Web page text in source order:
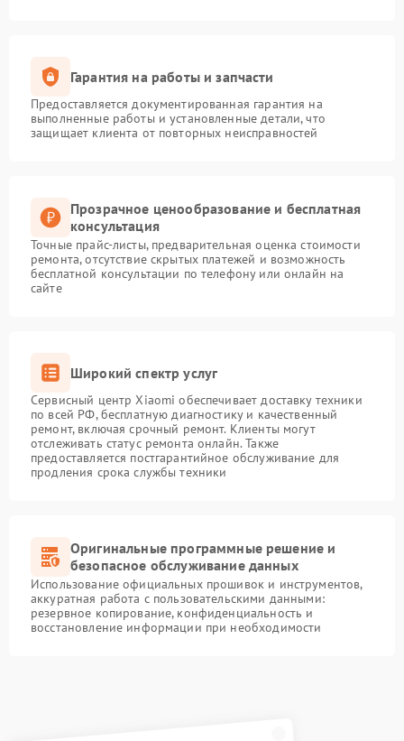
Гарантия на работы и запчасти
Предоставляется документированная гарантия на
выполненные работы и установленные детали, что
защищает клиента от повторных неисправностей
Прозрачное ценообразование и бесплатная
консультация
Точные прайс-листы, предварительная оценка стоимости
ремонта, отсутствие скрытых платежей и возможность
бесплатной консультации по телефону или онлайн на
сайте
Широкий спектр услуг
Сервисный центр Xiaomi обеспечивает доставку техники
по всей РФ, бесплатную диагностику и качественный
ремонт, включая срочный ремонт. Клиенты могут
отслеживать статус ремонта онлайн. Также
предоставляется постгарантийное обслуживание для
продления срока службы техники
Оригинальные программные решение и
безопасное обслуживание данных
Использование официальных прошивок и инструментов,
аккуратная работа с пользовательскими данными:
резервное копирование, конфиденциальность и
восстановление информации при необходимости